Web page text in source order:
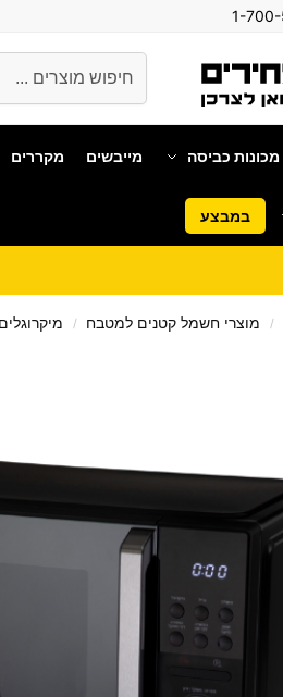
מכונות כביסה מייבשים מקררים
במבצע
/ מוצרי חשמל קטנים למטבח /